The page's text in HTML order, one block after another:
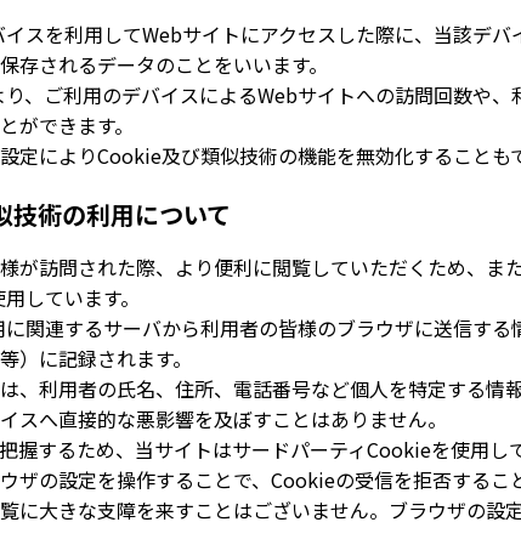
スを利用してWebサイトにアクセスした際に、当該デ
存されるデータのことをいいます。
、ご利用のデバイスによるWebサイトへの訪問回数や
ができます。
定によりCookie及び類似技術の機能を無効化することも
術の利用について
が訪問された際、より便利に閲覧していただくため、ま
しています。
関連するサーバから利用者の皆様のブラウザに送信す
）に記録されます。
、利用者の氏名、住所、電話番号など個人を特定する情
スへ直接的な悪影響を及ぼすことはありません。
握するため、当サイトはサードパーティCookieを使用し
ザの設定を操作することで、Cookieの受信を拒否するこ
に大きな支障を来すことはございません。ブラウザの設